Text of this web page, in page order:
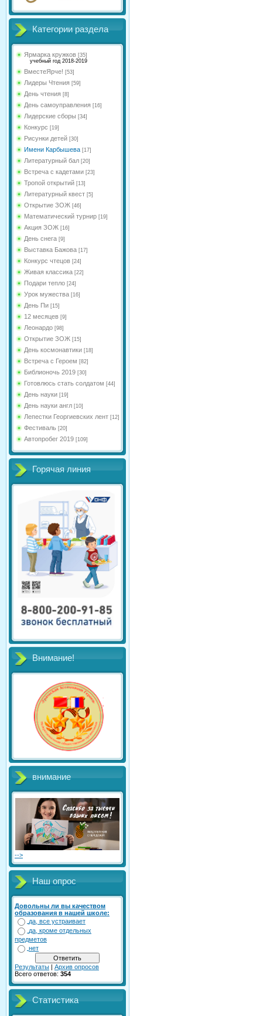
Категории раздела
Ярмарка кружков [35]
учебный год 2018-2019
ВместеЯрче! [53]
Лидеры Чтения [59]
День чтения [8]
День самоуправления [16]
Лидерские сборы [34]
Конкурс [19]
Рисунки детей [30]
Имени Карбышева [17]
Литературный бал [20]
Встреча с кадетами [23]
Тропой открытий [13]
Литературный квест [5]
Открытие ЗОЖ [46]
Математический турнир [19]
Акция ЗОЖ [16]
День снега [9]
Выставка Бажова [17]
Конкурс чтецов [24]
Живая классика [22]
Подари тепло [24]
Урок мужества [16]
День Пи [15]
12 месяцев [9]
Леонардо [98]
Открытие ЗОЖ [15]
День космонавтики [18]
Встреча с Героем [82]
Библионочь 2019 [30]
Готовлюсь стать солдатом [44]
День науки [19]
День науки англ [10]
Лепестки Георгиевских лент [12]
Фестиваль [20]
Автопробег 2019 [109]
Горячая линия
Внимание!
внимание
-->
Наш опрос
Довольны ли вы качеством
образования в нашей школе:
да, все устраивает
да, кроме отдельных
предметов
нет
Результаты | Архив опросов
Всего ответов: 354
Статистика